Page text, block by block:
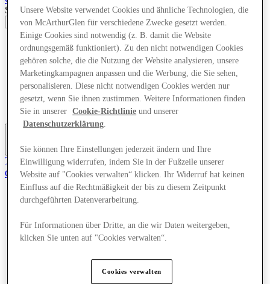
Search input
Geschäfte
Angebote
Planen Sie Ihren Besuch
Was läuft
Essen & Trinken
Geschenkkarten
Dienstleistungen
Mehr
Tritt dem Club bei.
Gerettet
Geschäfte
Planen Sie Ihren Besuch
Was läuft
Unsere Website verwendet Cookies und ähnliche Technologien, die
von McArthurGlen für verschiedene Zwecke gesetzt werden.
Einige Cookies sind notwendig (z. B. damit die Website
ordnungsgemäß funktioniert). Zu den nicht notwendigen Cookies
gehören solche, die die Nutzung der Website analysieren, unsere
Marketingkampagnen anpassen und die Werbung, die Sie sehen,
personalisieren. Diese nicht notwendigen Cookies werden nur
gesetzt, wenn Sie ihnen zustimmen. Weitere Informationen finden
Sie in unserer
Cookie-Richtlinie und unserer
Datenschutzerklärung
Sie können Ihre Einstellungen jederzeit ändern und Ihre
Einwilligung widerrufen, indem Sie in der Fußzeile unserer
Website auf "Cookies verwalten“ klicken. Ihr Widerruf hat keinen
Einfluss auf die Rechtmäßigkeit der bis zu diesem Zeitpunkt
durchgeführten Datenverarbeitung.
Für Informationen über Dritte, an die wir Daten weitergeben,
klicken Sie unten auf "Cookies verwalten“.
Cookies verwalten